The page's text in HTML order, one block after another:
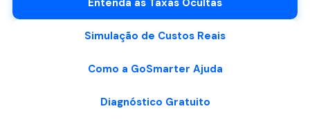
Entenda as Taxas Ocultas
Simulação de Custos Reais
Como a GoSmarter Ajuda
Diagnóstico Gratuito